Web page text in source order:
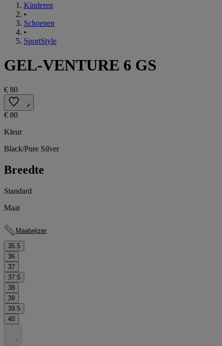
Kinderen
•
Schoenen
•
SportStyle
GEL-VENTURE 6 GS
€ 80
€ 80
Kleur
Black/Pure Silver
Breedte
Standard
Maat
Maatwijzer
35.5
36
37
37.5
38
39
39.5
40
. . .